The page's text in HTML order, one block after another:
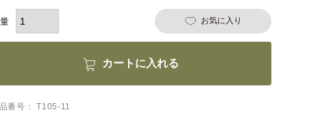
お気に入り
カートに入れる
番号 T105-11